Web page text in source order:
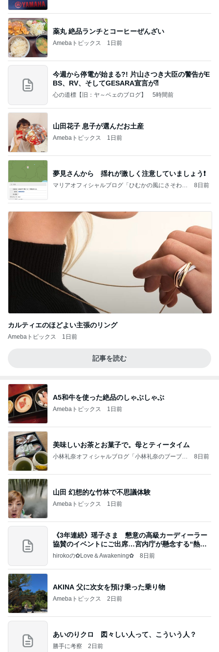
薬丸 絶品ランチとコーヒーぜんざい
Amebaトピックス 1日前
今週から停電が始まる?! 片山さつき大臣の警告がE
BS、RV、そしてGESARA宣言が⁈
心の道標【旧：ヤ～ベェのブログ】 5時間前
山田花子 息子が選んだお土産
Amebaトピックス 1日前
夢見さんから 揺れが激しく注意していましょう❗️
マリアオフィシャルブログ「ひむかの風にさそわれ
8日前
カルティエのほどよい主張のリング
Amebaトピックス 1日前
記事を読む
A5和牛を使った絶品のしゃぶしゃぶ
Amebaトピックス 1日前
美味しいお茶とお菓子で。母とティータイム
小林礼奈オフィシャルブログ「小林礼奈のブーブー
8日前
山田 幻想的な竹林で不思議体験
Amebaトピックス 1日前
《3年連続》瑶子さま 懇意の高級カーディーラー
協賛のイベントにご出席…宮内庁が懸念する“熱心
すぎ
hirokoの✿Love＆Awakening✿ 8日前
AKINA 父に次女を預け乗った乗り物
Amebaトピックス 2日前
あいのりクロ 図々しい人って、こういう人？
勝手に考察 2日前